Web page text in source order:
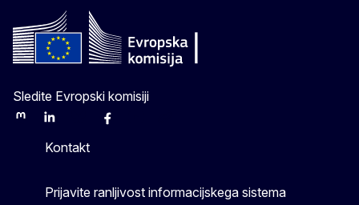
Sledite Evropski komisiji
MastodonLinkedInBlueskyFacebook
Kontakt
Prijavite ranljivost informacijskega sistema